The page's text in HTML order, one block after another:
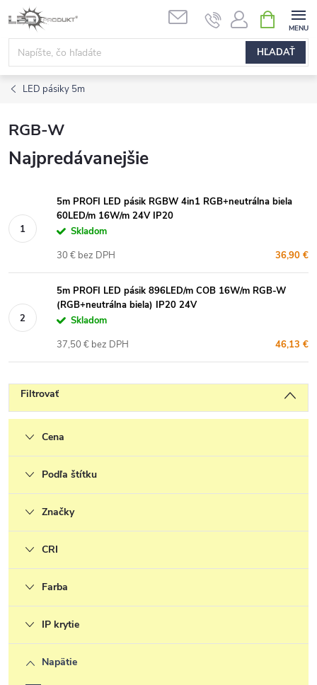
Prejsť
na
obsah
HĽADAŤ
KOŠÍK
LED pásiky 5m
RGB-W
Najpredávanejšie
5m PROFI LED pásik RGBW 4in1 RGB+neutrálna biela
60LED/m 16W/m 24V IP20
Skladom
36,90 €
30 € bez DPH
5m PROFI LED pásik 896LED/m COB 16W/m RGB-W
(RGB+neutrálna biela) IP20 24V
Skladom
46,13 €
37,50 € bez DPH
Filtrovať
Cena
Podľa štítku
Značky
CRI
Farba
IP krytie
Napätie